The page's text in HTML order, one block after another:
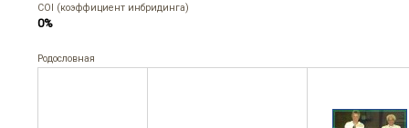
COI (коэффициент инбридинга)
0%
Родословная